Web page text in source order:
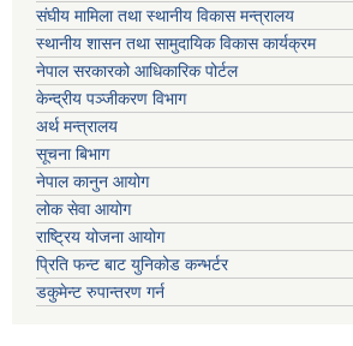
संघीय मामिला तथा स्थानीय विकास मन्त्रालय
स्थानीय शासन तथा सामुदायिक विकास कार्यक्रम
नेपाल सरकारको आधिकारिक पोर्टल
केन्द्रीय पञ्जीकरण विभाग
अर्थ मन्त्रालय
सूचना बिभाग
नेपाल कानुन आयोग
लोक सेवा आयोग
राष्ट्रिय योजना आयोग
प्रिति फन्ट बाट युनिकोड कन्भर्टर
डकुमेन्ट रुपान्तरण गर्न